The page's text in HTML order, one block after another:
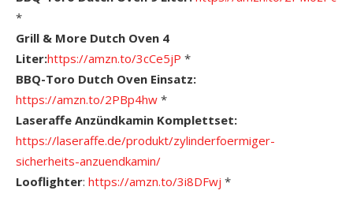
*
Grill & More Dutch Oven 4
Liter:https://amzn.to/3cCe5jP *
BBQ-Toro Dutch Oven Einsatz:
https://amzn.to/2PBp4hw *
Laseraffe Anzündkamin Komplettset:
https://laseraffe.de/produkt/zylinderfoermiger-
sicherheits-anzuendkamin/
Looflighter: https://amzn.to/3i8DFwj *